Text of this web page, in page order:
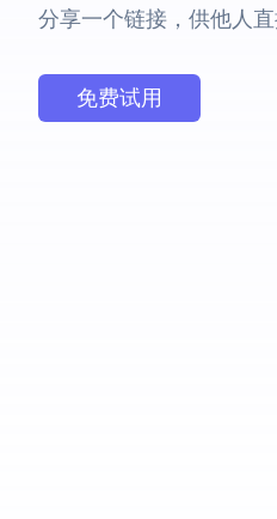
分享一个链接，供他人直
免费试用